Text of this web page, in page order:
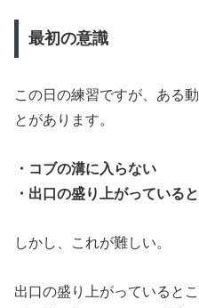
最初の意識
この日の練習ですが、ある
とがあります。
・コブの溝に入らない
・出口の盛り上がっている
しかし、これが難しい。
出口の盛り上がっていると